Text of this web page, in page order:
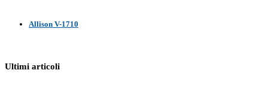
Allison V-1710
Ultimi articoli